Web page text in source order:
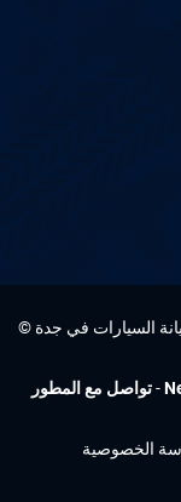
السيارات في جدة ©
-تواصل مع المطور
الخصوصية